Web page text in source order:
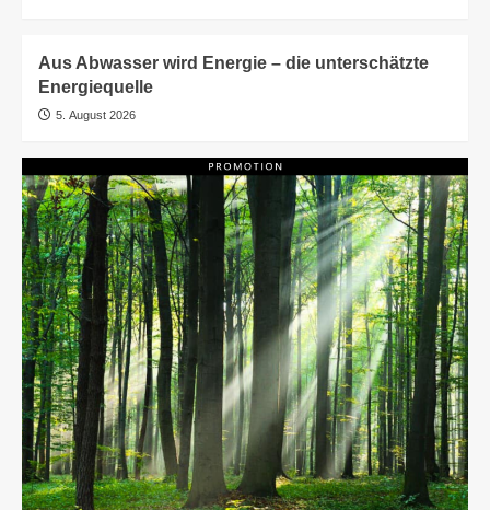
Aus Abwasser wird Energie – die unterschätzte
Energiequelle
5. August 2026